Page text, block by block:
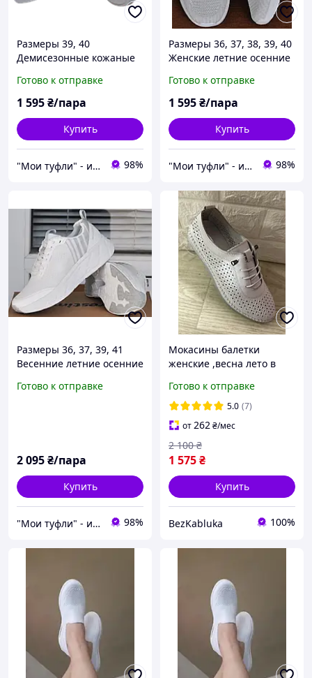
Размеры 39, 40
Демисезонные кожаные
белые, подошва из пены,
легкие и комфортные
Готово к отправке
1 595₴/пара
Купить
"Мои туфли" - интернет магазин обуви на все случаи жизни. 98%
Размеры 36, 37, 38, 39, 40
Женские летние осенние
текстиля, белые, на
подошве из пены, легкие
Готово к отправке
1 595₴/пара
Купить
"Мои туфли" - интернет магазин обуви на все случаи жизни. 98%
Размеры 36, 37, 39, 41
Весенние летние осенние
текстиля, белые, на
Готово к отправке
2 095₴/пара
Купить
"Мои туфли" - интернет магазин обуви на все случаи жизни. 98%
Мокасины балетки
женские ,весна лето в
размер Anna Lucci..
Готово к отправке
5.0 (7)
от262₴/мес
1 575₴
2 100 ₴
Купить
BezKabluka 100%